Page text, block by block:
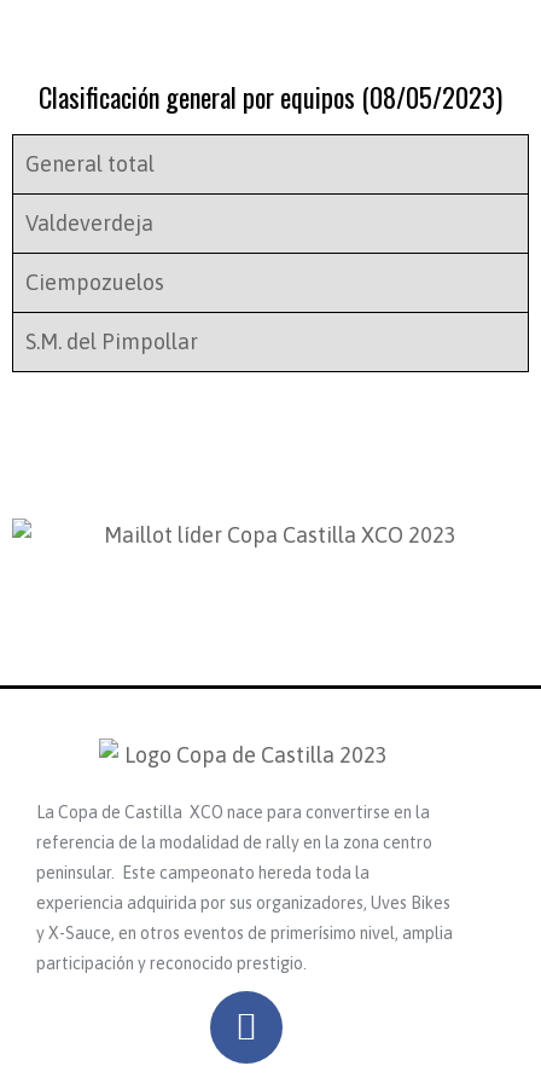
Clasificación general por equipos (08/05/2023)
General total
Valdeverdeja
Ciempozuelos
S.M. del Pimpollar
La Copa de Castilla XCO nace para convertirse en la
referencia de la modalidad de rally en la zona centro
peninsular. Este campeonato hereda toda la
experiencia adquirida por sus organizadores, Uves Bikes
y X-Sauce, en otros eventos de primerísimo nivel, amplia
participación y reconocido prestigio.